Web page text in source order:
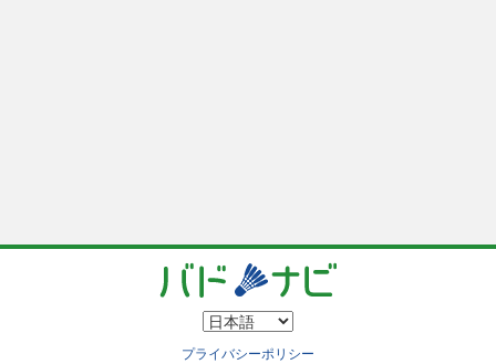
プライバシーポリシー